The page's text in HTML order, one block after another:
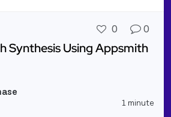
0 0
Synthesis Using Appsmith
1 minute